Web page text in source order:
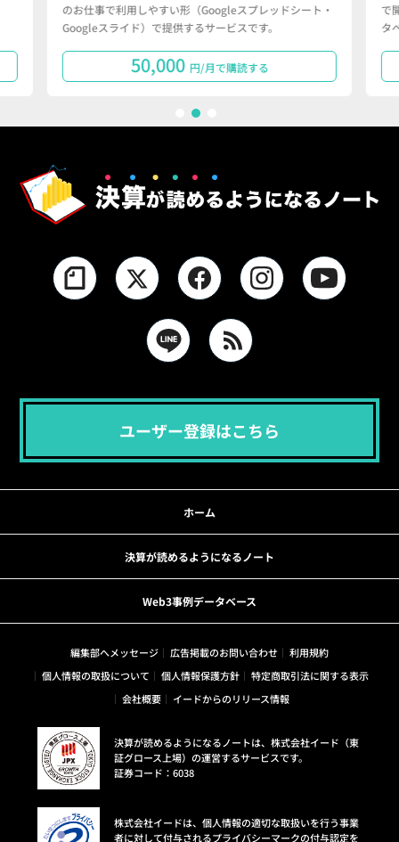
のお仕事で利用しやすい形（Googleスプレッドシート・
Googleスライド）で提供するサービスです。
50,000 円/月で購読する
で
タ
ユーザー登録はこちら
ホーム
決算が読めるようになるノート
Web3事例データベース
編集部へメッセージ 広告掲載のお問い合わせ
利用規約
個人情報の取扱について
個人情報保護方針
特定商取引法に関する表示
会社概要
イードからのリリース情報
決算が読めるようになるノートは、株式会社イード（東
証グロース上場）の運営するサービスです。
証券コード：6038
株式会社イードは、個人情報の適切な取扱いを行う事業
者に対して付与されるプライバシーマークの付与認定を